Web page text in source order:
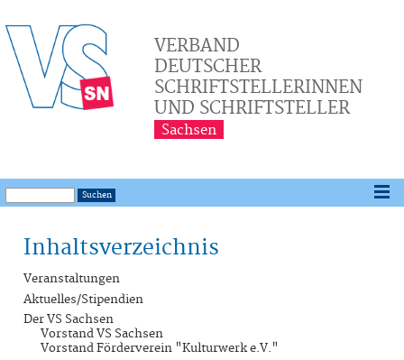
VERBAND
DEUTSCHER
SCHRIFTSTELLERINNEN
UND SCHRIFTSTELLER
Sachsen
Inhaltsverzeichnis
Veranstaltungen
Aktuelles/Stipendien
Der VS Sachsen
Vorstand VS Sachsen
Vorstand Förderverein "Kulturwerk e.V."